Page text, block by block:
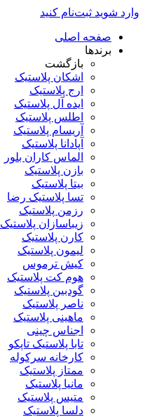
وارد شوید ثبت‌نام کنید
صفحه اصلی
برندها
بازگشت
اشکان پلاستیک
ارج پلاستیک
ایده آل پلاستیک
اطلس پلاستیک
آریسام پلاستیک
آپادانا پلاستیک
الماس کاران بلور
بازن پلاستیک
بیتا پلاستیک
تسا پلاستیک رضا
رزمن پلاستیک
زیباسازان پلاستیک
کارن پلاستیک
لیمون پلاستیک
کیش ترموس
هوم کت پلاستیک
گودبین پلاستیک
ناصر پلاستیک
ماهینی پلاستیک
اجناس چینی
تابا پلاستیک تاپکو
کارخانه سرکوله
ممتاز پلاستیک
مانیا پلاستیک
متیس پلاستیک
دلسا پلاستیک